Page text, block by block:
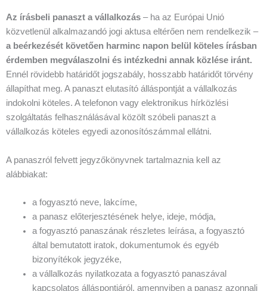
Az írásbeli panaszt a vállalkozás – ha az Európai Unió
közvetlenül alkalmazandó jogi aktusa eltérően nem rendelkezik –
a beérkezését követően harminc napon belül köteles írásban
érdemben megválaszolni és intézkedni annak közlése iránt.
Ennél rövidebb határidőt jogszabály, hosszabb határidőt törvény
állapíthat meg. A panaszt elutasító álláspontját a vállalkozás
indokolni köteles. A telefonon vagy elektronikus hírközlési
szolgáltatás felhasználásával közölt szóbeli panaszt a
vállalkozás köteles egyedi azonosítószámmal ellátni.
A panaszról felvett jegyzőkönyvnek tartalmaznia kell az
alábbiakat:
a fogyasztó neve, lakcíme,
a panasz előterjesztésének helye, ideje, módja,
a fogyasztó panaszának részletes leírása, a fogyasztó
által bemutatott iratok, dokumentumok és egyéb
bizonyítékok jegyzéke,
a vállalkozás nyilatkozata a fogyasztó panaszával
kapcsolatos álláspontjáról, amennyiben a panasz azonnali